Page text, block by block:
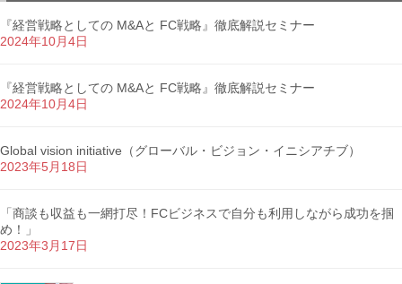
『経営戦略としての M&Aと FC戦略』徹底解説セミナー
2024年10月4日
『経営戦略としての M&Aと FC戦略』徹底解説セミナー
2024年10月4日
Global vision initiative（グローバル・ビジョン・イニシアチブ）
2023年5月18日
「商談も収益も一網打尽！FCビジネスで自分も利用しながら成功を掴
め！」
2023年3月17日